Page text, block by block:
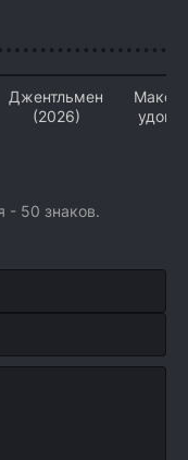
Джентльмен
(2026)
- 50 знаков.